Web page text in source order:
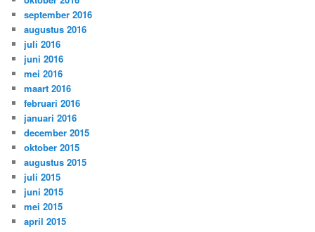
september 2016
augustus 2016
juli 2016
juni 2016
mei 2016
maart 2016
februari 2016
januari 2016
december 2015
oktober 2015
augustus 2015
juli 2015
juni 2015
mei 2015
april 2015